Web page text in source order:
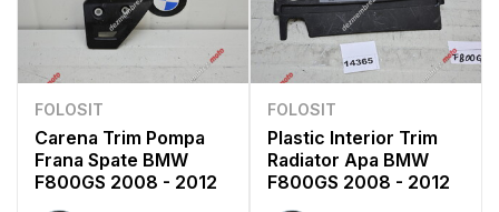
FOLOSIT
Carena Trim Pompa
Frana Spate BMW
F800GS 2008 - 2012
FOLOSIT
Plastic Interior Trim
Radiator Apa BMW
F800GS 2008 - 2012